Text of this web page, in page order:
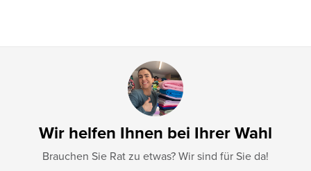
Wir helfen Ihnen bei Ihrer Wahl
Brauchen Sie Rat zu etwas? Wir sind für Sie da!